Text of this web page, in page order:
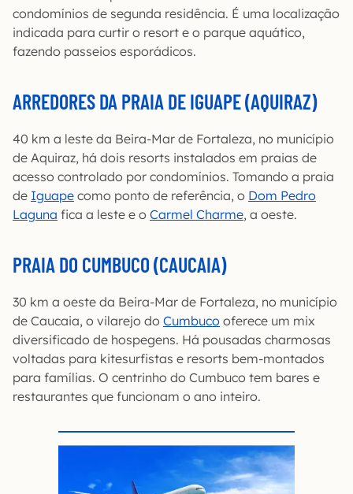
condomínios de segunda residência. É uma localização
indicada para curtir o resort e o parque aquático,
fazendo passeios esporádicos.
ARREDORES DA PRAIA DE IGUAPE (AQUIRAZ)
40 km a leste da Beira-Mar de Fortaleza, no município
de Aquiraz, há dois resorts instalados em praias de
acesso controlado por condomínios. Tomando a praia
de Iguape como ponto de referência, o Dom Pedro
Laguna fica a leste e o Carmel Charme, a oeste.
PRAIA DO CUMBUCO (CAUCAIA)
30 km a oeste da Beira-Mar de Fortaleza, no município
de Caucaia, o vilarejo do Cumbuco oferece um mix
diversificado de hospegens. Há pousadas charmosas
voltadas para kitesurfistas e resorts bem-montados
para famílias. O centrinho do Cumbuco tem bares e
restaurantes que funcionam o ano inteiro.